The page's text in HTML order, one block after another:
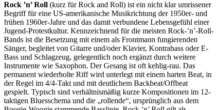
Rock ’n’ Roll (kurz für Rock and Roll) ist ein nicht klar umrissener
Begriff für eine US-amerikanische Musikrichtung der 1950er- und
frühen 1960er-Jahre und das damit verbundene Lebensgefühl einer
Jugend-Protestkultur. Kennzeichnend für die meisten Rock-’n’-Roll-
Bands ist die Besetzung mit einem als Frontmann fungierenden
Sänger, begleitet von Gitarre und/oder Klavier, Kontrabass oder E-
Bass und Schlagzeug, gelegentlich noch ergänzt durch weitere
Instrumente wie Saxophon. Der Gesang ist oft kehlig-rau. Das
permanent wiederholte Riff wird unterlegt mit einem harten Beat, in
der Regel im 4/4-Takt und mit deutlichem Backbeat/Offbeat
gespielt. Typisch sind verhältnismäßig kurze Kompositionen im 12-
taktigen Bluesschema und die „rollende“, ursprünglich aus dem